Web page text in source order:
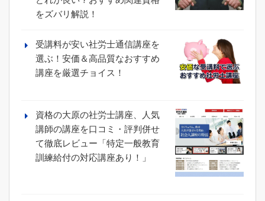
をズバリ解説！
受講料が安い社労士通信講座を
選ぶ！安価＆高品質なおすすめ
講座を厳選チョイス！
資格の大原の社労士講座、人気
講師の講座を口コミ・評判併せ
て徹底レビュー「特定一般教育
訓練給付の対応講座あり！」